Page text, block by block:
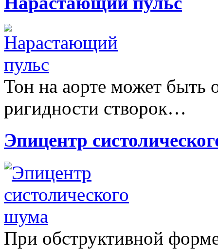
Тон на аорте может быть
ригидности створок…
Эпицентр
При обструктивной